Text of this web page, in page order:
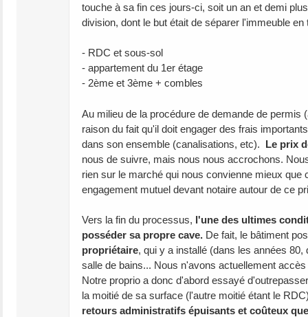
touche à sa fin ces jours-ci, soit un an et demi
division, dont le but était de séparer l'immeuble en
- RDC et sous-sol
- appartement du 1er étage
- 2ème et 3ème + combles
Au milieu de la procédure de demande de
raison du fait qu'il doit engager des frais
dans son ensemble (canalisations, etc). Le prix
nous de suivre, mais nous nous accrochons.
rien sur le marché qui nous convienne mieux
engagement mutuel devant notaire autour de ce
Vers la fin du processus, l'une des ultimes
posséder sa propre cave. De fait, le bâtiment
propriétaire, qui y a installé (dans les années
salle de bains... Nous n'avons actuellement
Notre proprio a donc d'abord essayé
la moitié de sa surface (l'autre moitié étant le
retours administratifs épuisants et coûteux